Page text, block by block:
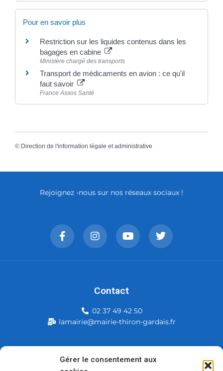
Gérer le consentement aux
Pour en savoir plus
Restriction sur les liquides contenus dans les
bagages en cabine
Ministère chargé des transports
Transport de médicaments en avion : ce qu'il
faut savoir
France Assos Santé
© Direction de l'information légale et administrative
Mairie de Thiron-Gardais
Rejoignez -nous sur nos réseaux sociaux !
Contact
02 37 49 42 50
lamairie@mairie-thiron-gardais.fr